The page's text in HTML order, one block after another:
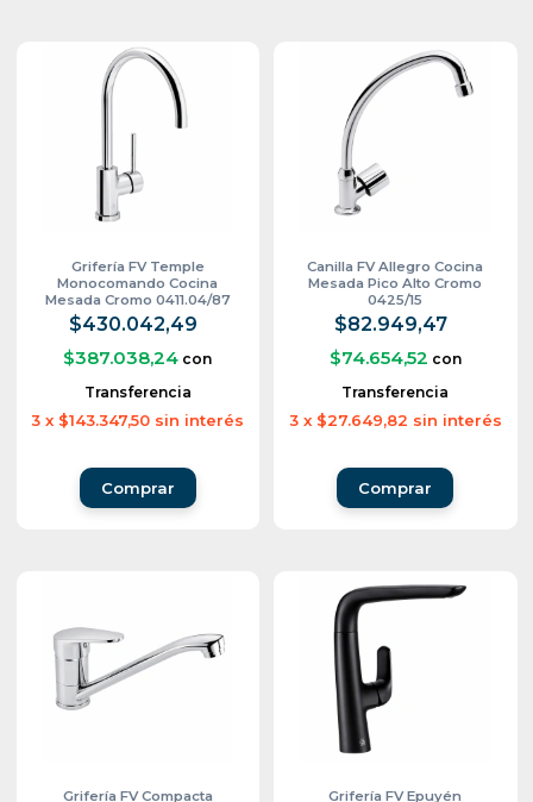
Grifería FV Temple
Monocomando Cocina
Mesada Cromo 0411.04/87
$430.042,49
$387.038,24 con
Transferencia
3 x $143.347,50 sin interés
Canilla FV Allegro Cocina
Mesada Pico Alto Cromo
0425/15
$82.949,47
$74.654,52 con
Transferencia
3 x $27.649,82 sin interés
Grifería FV Compacta Grifería FV Epuyén